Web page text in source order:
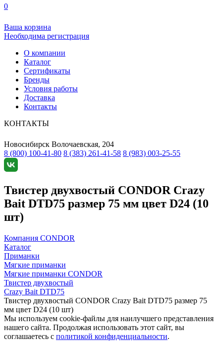
0
Ваша корзина
Необходима регистрация
О компании
Каталог
Сертификаты
Бренды
Условия работы
Доставка
Контакты
КОНТАКТЫ
Новосибирск Волочаевская, 204
8 (800) 100-41-80 8 (383) 261-41-58 8 (983) 003-25-55
Твистер двухвостый CONDOR Crazy
Bait DTD75 размер 75 мм цвет D24 (10
шт)
Компания CONDOR
Каталог
Приманки
Мягкие приманки
Мягкие приманки CONDOR
Твистер двухвостый
Crazy Bait DTD75
Твистер двухвостый CONDOR Crazy Bait DTD75 размер 75
мм цвет D24 (10 шт)
Мы используем cookie-файлы для наилучшего представления
нашего сайта. Продолжая использовать этот сайт, вы
соглашаетесь c политикой конфиденциальности.